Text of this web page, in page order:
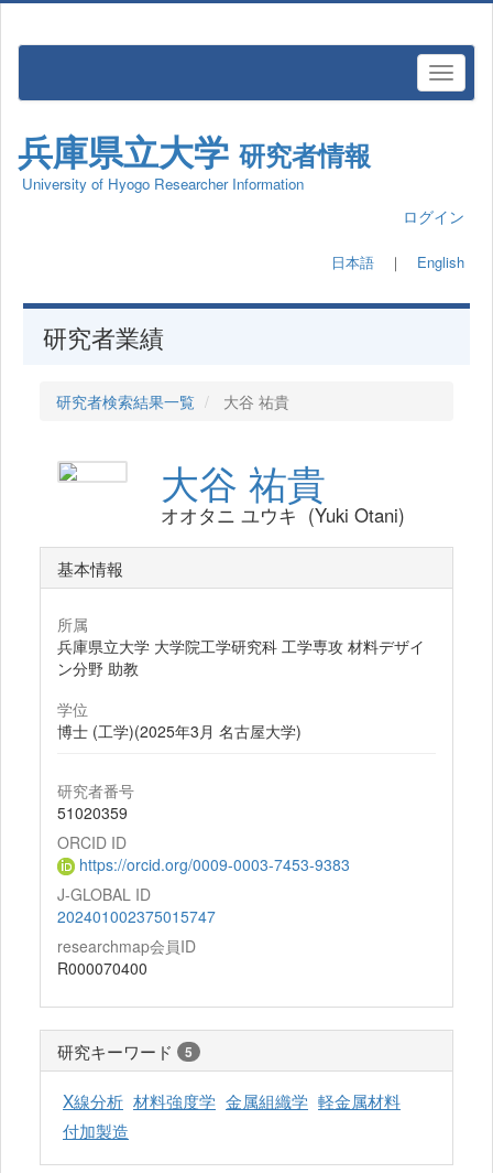
兵庫県立大学 研究者情報
University of Hyogo Researcher Information
ログイン
日本語 ｜ English
研究者業績
研究者検索結果一覧 大谷 祐貴
大谷 祐貴
オオタニ ユウキ (Yuki Otani)
基本情報
所属
兵庫県立大学 大学院工学研究科 工学専攻 材料デザイ
ン分野 助教
学位
博士 (工学)(2025年3月 名古屋大学)
研究者番号
51020359
ORCID ID
https://orcid.org/0009-0003-7453-9383
J-GLOBAL ID
202401002375015747
researchmap会員ID
R000070400
研究キーワード 5
X線分析 材料強度学 金属組織学 軽金属材料
付加製造